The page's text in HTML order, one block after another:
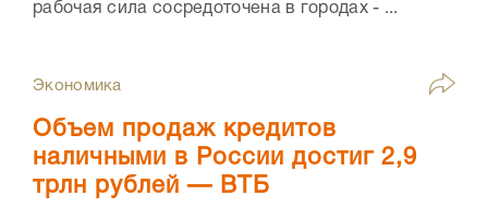
рабочая сила сосредоточена в городах - ...
Экономика
Объем продаж кредитов
наличными в России достиг 2,9
трлн рублей — ВТБ